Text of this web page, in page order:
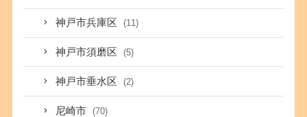
神戸市兵庫区 (11)
神戸市須磨区 (5)
神戸市垂水区 (2)
尼崎市 (70)